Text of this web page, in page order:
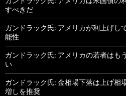
すべきだ
ガンドラック氏: アメリカが利上げし
能性
ガンドラック氏: アメリカの若者はも
い
ガンドラック氏: 金相場下落は上げ相
増しを推奨